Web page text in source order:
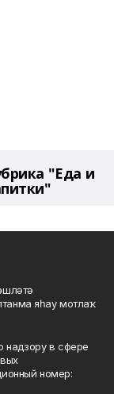
"Еда и
яһау мотлаҡ.
надзору в сфере
номер: